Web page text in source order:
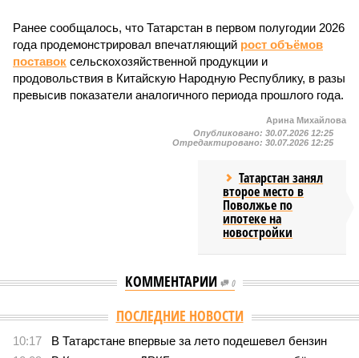
Ранее сообщалось, что Татарстан в первом полугодии 2026
года продемонстрировал впечатляющий рост объёмов
поставок сельскохозяйственной продукции и
продовольствия в Китайскую Народную Республику, в разы
превысив показатели аналогичного периода прошлого года.
Арина Михайлова
Опубликовано: 30.07.2026 12:25
Отредактировано: 30.07.2026 12:25
Татарстан занял
второе место в
Поволжье по
ипотеке на
новостройки
КОММЕНТАРИИ 0
ПОСЛЕДНИЕ НОВОСТИ
10:17
В Татарстане впервые за лето подешевел бензин